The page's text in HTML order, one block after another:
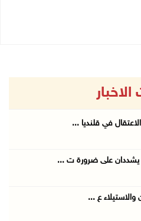
في قلنديا ...
يشددان على ضرورة ت ...
والاستيلاء ع ...